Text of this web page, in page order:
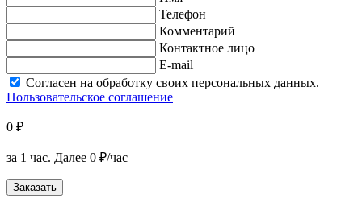
Телефон
Комментарий
Контактное лицо
E-mail
Согласен на обработку своих персональных данных.
Пользовательское соглашение
0 ₽
за 1 час. Далее 0 ₽/час
Заказать